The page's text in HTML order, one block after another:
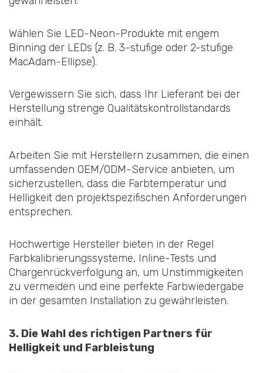
Wählen Sie LED-Neon-Produkte mit engem
Binning der LEDs (z. B. 3-stufige oder 2-stufige
MacAdam-Ellipse).
Vergewissern Sie sich, dass Ihr Lieferant bei der
Herstellung strenge Qualitätskontrollstandards
einhält.
Arbeiten Sie mit Herstellern zusammen, die einen
umfassenden OEM/ODM-Service anbieten, um
sicherzustellen, dass die Farbtemperatur und
Helligkeit den projektspezifischen Anforderungen
entsprechen.
Hochwertige Hersteller bieten in der Regel
Farbkalibrierungssysteme, Inline-Tests und
Chargenrückverfolgung an, um Unstimmigkeiten
zu vermeiden und eine perfekte Farbwiedergabe
in der gesamten Installation zu gewährleisten.
3. Die Wahl des richtigen Partners für
Helligkeit und Farbleistung